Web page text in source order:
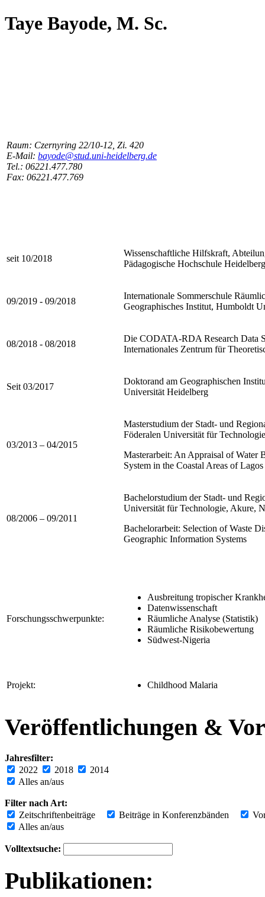
Taye Bayode, M. Sc.
Raum: Czernyring 22/10-12, Zi. 420
E-Mail: bayode@stud.uni-heidelberg.de
Tel.: 06221.477.780
Fax: 06221.477.769
seit 10/2018
Wissenschaftliche Hilfskraft,
Pädagogische Hochschule Heidelberg
09/2019 - 09/2018
Internationale Sommerschule
Geographisches Institut, Humboldt
08/2018 - 08/2018
Die CODATA-RDA Research Data
Internationales Zentrum für
Seit 03/2017
Doktorand am Geographischen
Universität Heidelberg
03/2013 – 04/2015
Masterstudium der Stadt- und
Föderalen Universität für
Masterarbeit: An Appraisal of Water
System in the Coastal Areas of Lagos
08/2006 – 09/2011
Bachelorstudium der Stadt- und
Universität für Technologie, Akure,
Bachelorarbeit: Selection of Waste
Geographic Information Systems
Forschungsschwerpunkte:
Ausbreitung tropischer
Datenwissenschaft
Räumliche Analyse (Statistik)
Räumliche Risikobewertung
Südwest-Nigeria
Projekt: Childhood Malaria
Veröffentlichungen &
Jahresfilter:
2022
2018
2014
Alles an/aus
Filter nach Art:
Zeitschriftenbeiträge
Beiträge in Konferenzbänden
Alles an/aus
Volltextsuche:
Publikationen: